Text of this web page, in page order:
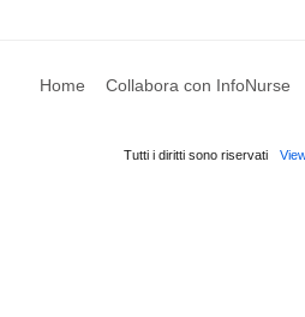
Home Collabora con InfoNurse
Tutti i diritti sono riservati